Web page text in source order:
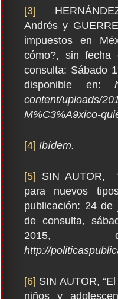
[3]
Andrés y
impuestos en
cómo?, sin fecha
consulta: Sábado
disponible en:
content/uploads/
M%C3%A9xico-
[4] Ibídem.
[5] SIN AUTOR,
para nuevos
publicación: 24
de consulta,
2015,
http://
[6] SIN AUTOR,
niños y